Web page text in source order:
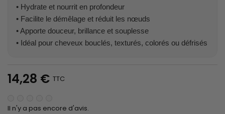
• Hydrate et nourrit en profondeur
• Facilite le démêlage et réduit les nœuds
• Apporte douceur, brillance et souplesse
• Idéal pour cheveux bouclés, texturés, colorés ou défrisés
14,28 € TTC
Il n'y a pas encore d'avis.